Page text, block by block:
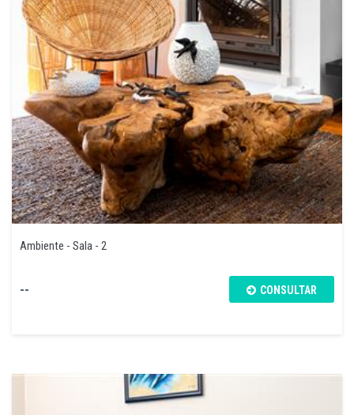
Ambiente - Sala - 2
-- CONSULTAR